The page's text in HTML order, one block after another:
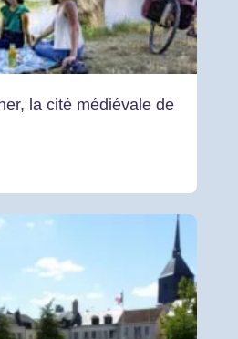
la cité médiévale de